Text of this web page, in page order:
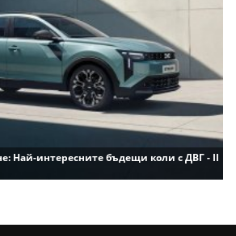
Най-интересните бъдещи коли с ДВГ - II